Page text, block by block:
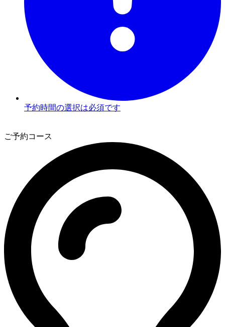
予約時間の選択は必須です
ご予約コース